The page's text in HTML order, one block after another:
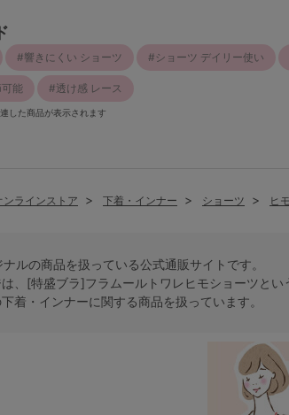
響きにくい ショーツ ショーツ デイリー使い
能 透け感 レース
した商品が表示されます
ラインストア 下着・インナー ショーツ ヒ
ルの商品を扱っている公式通販サイトです。
、[特盛ブラ]フラムールトワレヒモショーツとい
下着・インナーに関する商品を扱っています。